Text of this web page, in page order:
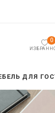
0
ДЛЯ